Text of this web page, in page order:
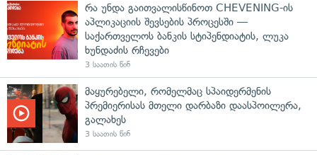
რა უნდა გაითვალისწინოთ CHEVENING-ის
აპლიკაციის შევსების პროცესში —
საქართველოს ბანკის სტიპენდიატის, ლუკა
ხუნდაძის რჩევები
3 საათის წინ
მაყურებელი, რომელმაც სპაიდერმენის
პრემიერისას მთელი დარბაზი დაასპოილერა,
გალახეს
3 საათის წინ